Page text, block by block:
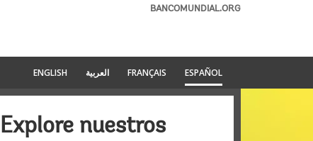
BANCOMUNDIAL.ORG
ENGLISH العربية FRANÇAIS ESPAÑOL
Explore nuestros